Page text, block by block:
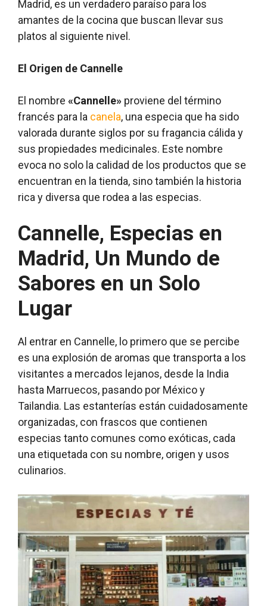
Madrid, es un verdadero paraíso para los
amantes de la cocina que buscan llevar sus
platos al siguiente nivel.
El Origen de Cannelle
El nombre «Cannelle» proviene del término
francés para la canela, una especia que ha sido
valorada durante siglos por su fragancia cálida y
sus propiedades medicinales. Este nombre
evoca no solo la calidad de los productos que se
encuentran en la tienda, sino también la historia
rica y diversa que rodea a las especias.
Cannelle, Especias en
Madrid, Un Mundo de
Sabores en un Solo
Lugar
Al entrar en Cannelle, lo primero que se percibe
es una explosión de aromas que transporta a los
visitantes a mercados lejanos, desde la India
hasta Marruecos, pasando por México y
Tailandia. Las estanterías están cuidadosamente
organizadas, con frascos que contienen
especias tanto comunes como exóticas, cada
una etiquetada con su nombre, origen y usos
culinarios.